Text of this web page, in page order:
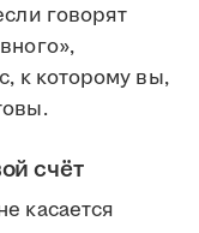
говорят
к которому вы,
счёт
касается